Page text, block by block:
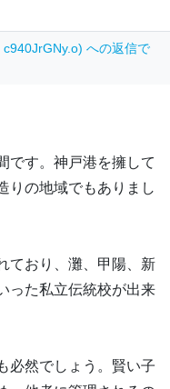
c940JrGNy.o) への返信で
です。神戸港を擁して
りの地域でもありまし
ており、灘、甲陽、新
った私立伝統校が出来
必然でしょう。賢い子